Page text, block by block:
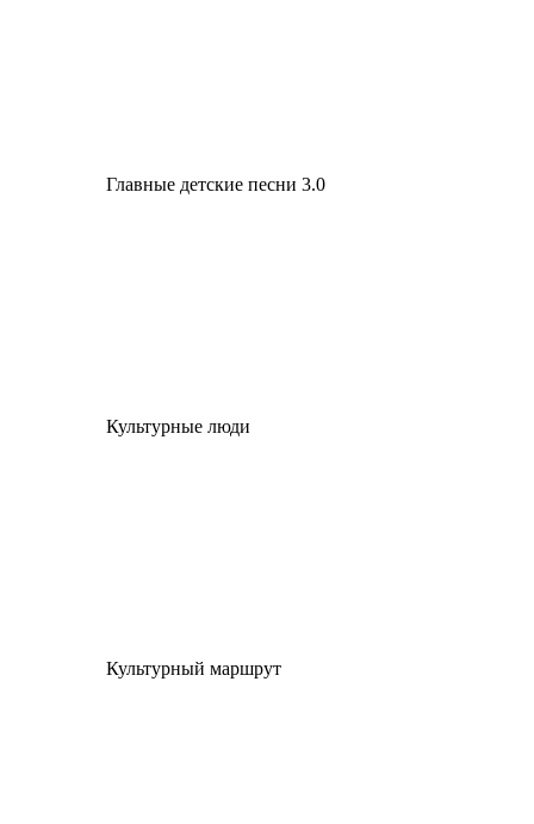
Главные детские песни 3.0
Культурные люди
Культурный маршрут